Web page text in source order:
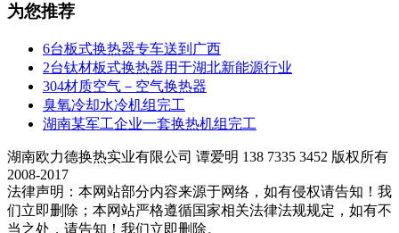
为您推荐
6台板式换热器专车送到广西
2台钛材板式换热器用于湖北新能源行业
304材质空气－空气换热器
臭氧冷却水冷机组完工
湖南某军工企业一套换热机组完工
湖南欧力德换热实业有限公司 谭爱明 138 7335 3452 版权所有
2008-2017
法律声明：本网站部分内容来源于网络，如有侵权请告知！我
们立即删除；本网站严格遵循国家相关法律法规规定，如有不
当之处，请告知！我们立即删除。